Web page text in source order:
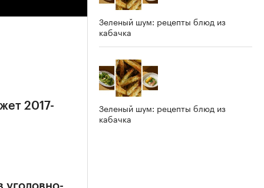
2017-
Зеленый шум: рецепты блюд из
кабачка
Зеленый шум: рецепты блюд из
кабачка